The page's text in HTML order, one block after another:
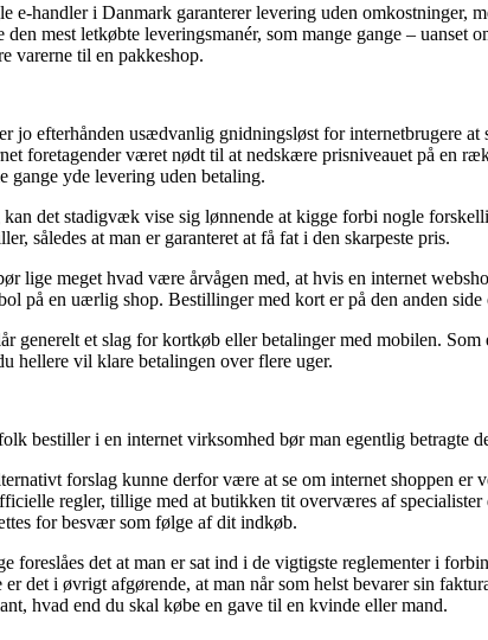
e-handler i Danmark garanterer levering uden omkostninger,
den mest letkøbte leveringsmanér, som mange gange –
varerne til en pakkeshop.
jo efterhånden usædvanlig gnidningsløst for internetbrugere
foretagender været nødt til at nedskære prisniveauet på en
gange yde levering uden betaling.
det stadigvæk vise sig lønnende at kigge forbi nogle
således at man er garanteret at få fat i den skarpeste pris.
lige meget hvad være årvågen med, at hvis en internet
på en uærlig shop. Bestillinger med kort er på den anden
generelt et slag for kortkøb eller betalinger med mobilen.
hellere vil klare betalingen over flere uger.
bestiller i en internet virksomhed bør man egentlig betragte
forslag kunne derfor være at se om internet shoppen
regler, tillige med at butikken tit overværes af
for besvær som følge af dit indkøb.
foreslåes det at man er sat ind i de vigtigste reglementer i
er det i øvrigt afgørende, at man når som helst bevarer sin
hvad end du skal købe en gave til en kvinde eller mand.